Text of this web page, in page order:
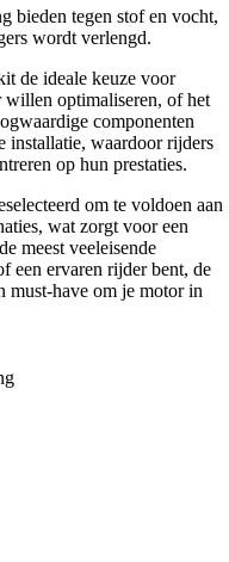
bieden tegen stof en vocht,
wordt verlengd.
de ideale keuze voor
willen optimaliseren, of het
componenten
installatie, waardoor rijders
op hun prestaties.
om te voldoen aan
wat zorgt voor een
meest veeleisende
een ervaren rijder bent, de
must-have om je motor in